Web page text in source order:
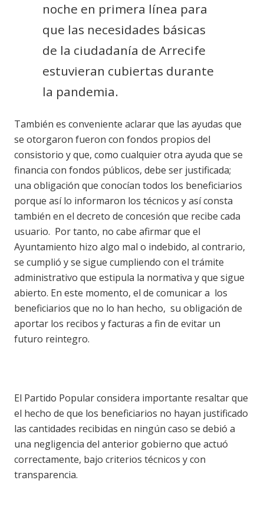
noche en primera línea para
que las necesidades básicas
de la ciudadanía de Arrecife
estuvieran cubiertas durante
la pandemia.
También es conveniente aclarar que las ayudas que
se otorgaron fueron con fondos propios del
consistorio y que, como cualquier otra ayuda que se
financia con fondos públicos, debe ser justificada;
una obligación que conocían todos los beneficiarios
porque así lo informaron los técnicos y así consta
también en el decreto de concesión que recibe cada
usuario. Por tanto, no cabe afirmar que el
Ayuntamiento hizo algo mal o indebido, al contrario,
se cumplió y se sigue cumpliendo con el trámite
administrativo que estipula la normativa y que sigue
abierto. En este momento, el de comunicar a los
beneficiarios que no lo han hecho, su obligación de
aportar los recibos y facturas a fin de evitar un
futuro reintegro.
El Partido Popular considera importante resaltar que
el hecho de que los beneficiarios no hayan justificado
las cantidades recibidas en ningún caso se debió a
una negligencia del anterior gobierno que actuó
correctamente, bajo criterios técnicos y con
transparencia.